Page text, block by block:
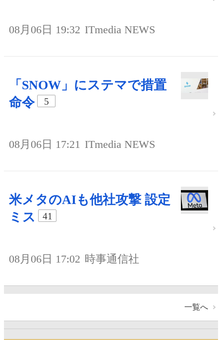
08月06日 19:32 ITmedia NEWS
「SNOW」にステマで措置
命令
5
08月06日 17:21 ITmedia NEWS
米メタのAIも他社攻撃 設定
ミス
41
08月06日 17:02 時事通信社
一覧へ